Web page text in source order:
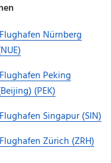
Flughafen Nürnberg
Flughafen Peking
(PEK)
Flughafen Singapur (SIN)
Flughafen Zürich (ZRH)